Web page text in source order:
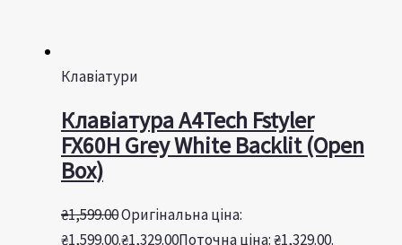
Клавіатури
Клавіатура A4Tech Fstyler
FX60H Grey White Backlit (Open
Box)
₴1,599.00Оригінальна ціна:
₴1,599.00.₴1,329.00Поточна ціна: ₴1,329.00.